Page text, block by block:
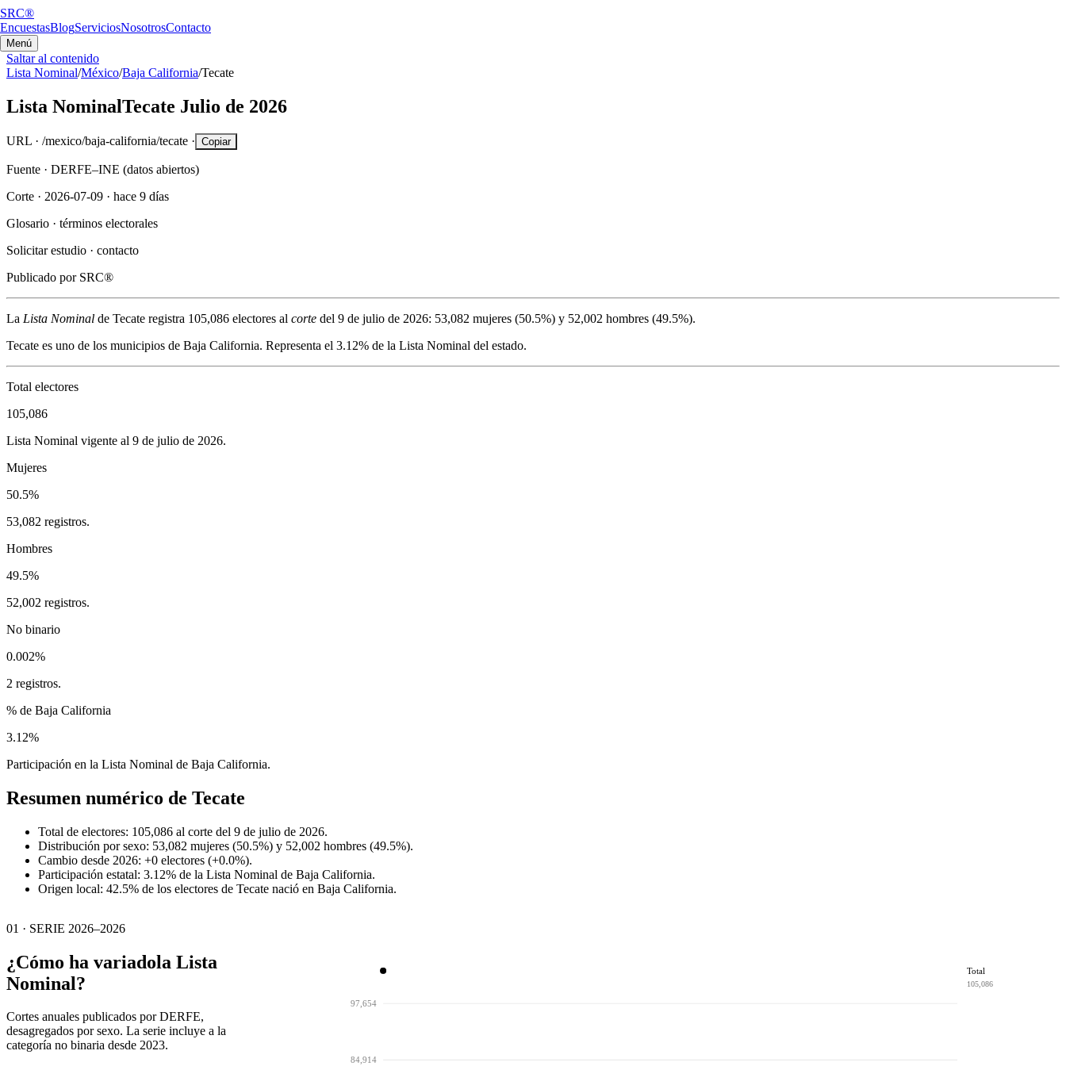
SRC®
EncuestasBlogServiciosNosotrosContacto
Menú
Saltar al contenido
Lista Nominal/México/Baja California/Tecate
Lista NominalTecate Julio de 2026
URL · /mexico/baja-california/tecate · Copiar
Fuente · DERFE–INE (datos abiertos)
Corte · 2026-07-09 · hace 9 días
Glosario · términos electorales
Solicitar estudio · contacto
Publicado por SRC®
La Lista Nominal de Tecate registra 105,086 electores al corte del 9 de julio de 2026: 53,082 mujeres (50.5%) y 52,002 hombres (49.5%).
Tecate es uno de los municipios de Baja California. Representa el 3.12% de la Lista Nominal del estado.
Total electores
105,086
Lista Nominal vigente al 9 de julio de 2026.
Mujeres
50.5%
53,082 registros.
Hombres
49.5%
52,002 registros.
No binario
0.002%
2 registros.
% de Baja California
3.12%
Participación en la Lista Nominal de Baja California.
Resumen numérico de Tecate
Total de electores: 105,086 al corte del 9 de julio de 2026.
Distribución por sexo: 53,082 mujeres (50.5%) y 52,002 hombres (49.5%).
Cambio desde 2026: +0 electores (+0.0%).
Participación estatal: 3.12% de la Lista Nominal de Baja California.
Origen local: 42.5% de los electores de Tecate nació en Baja California.
01 · SERIE 2026–2026
¿Cómo ha variadola Lista
Nominal?
Cortes anuales publicados por DERFE,
desagregados por sexo. La serie incluye a la
categoría no binaria desde 2023.
84,914
97,654
Total
105,086